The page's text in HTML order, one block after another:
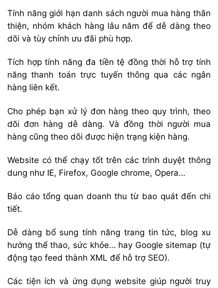
Tính năng giới hạn danh sách người mua hàng thân
thiện, nhóm khách hàng lâu năm để dễ dàng theo
dõi và tùy chỉnh ưu đãi phù hợp.
Tích hợp tính năng đa tiền tệ đồng thời hỗ trợ tính
năng thanh toán trực tuyến thông qua các ngân
hàng liên kết.
Cho phép bạn xử lý đơn hàng theo quy trình, theo
dõi đơn hàng dễ dàng. Và đồng thời người mua
hàng cũng theo dõi được hiện trạng kiện hàng.
Website có thể chạy tốt trên các trình duyệt thông
dung như IE, Firefox, Google chrome, Opera…
Báo cáo tổng quan doanh thu từ bao quát đến chi
tiết.
Dễ dàng bổ sung tính năng trang tin tức, blog xu
hướng thể thao, sức khỏe… hay Google sitemap (tự
động tạo feed thành XML để hỗ trợ SEO).
Các tiện ích và ứng dụng website giúp người truy